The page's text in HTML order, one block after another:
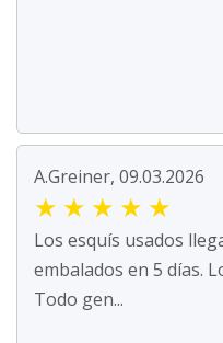
A.Greiner, 09.03.2026
★ ★ ★ ★ ★
Los esquís usados
embalados en 5 días.
Todo gen...